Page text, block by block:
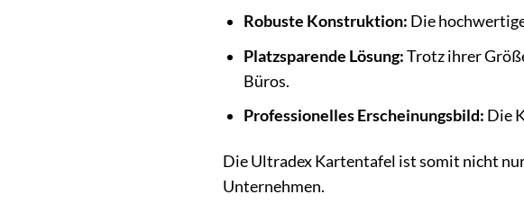
Robuste Konstruktion: Die
Platzsparende Lösung:Trotz ihrer
Büros.
Professionelles Erscheinungsbild: Die
Die Ultradex Kartentafel ist somit nicht
Unternehmen.